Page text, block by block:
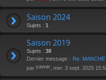
Saison 2024
Sujets : 1
Saison 2019
Sujets : 38
Dernier message : Re:
par yawar , mer. 3 sept. 2025